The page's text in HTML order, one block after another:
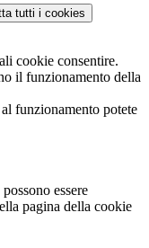
tutti i cookies
cookie consentire.
il funzionamento della
funzionamento potete
essere
pagina della cookie